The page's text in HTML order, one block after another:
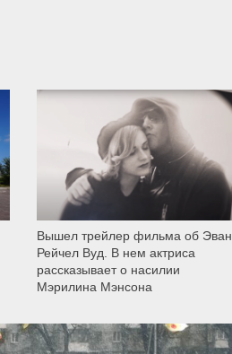
Вышел трейлер фильма об Эван
Рейчел Вуд. В нем актриса
рассказывает о насилии
Мэрилина Мэнсона